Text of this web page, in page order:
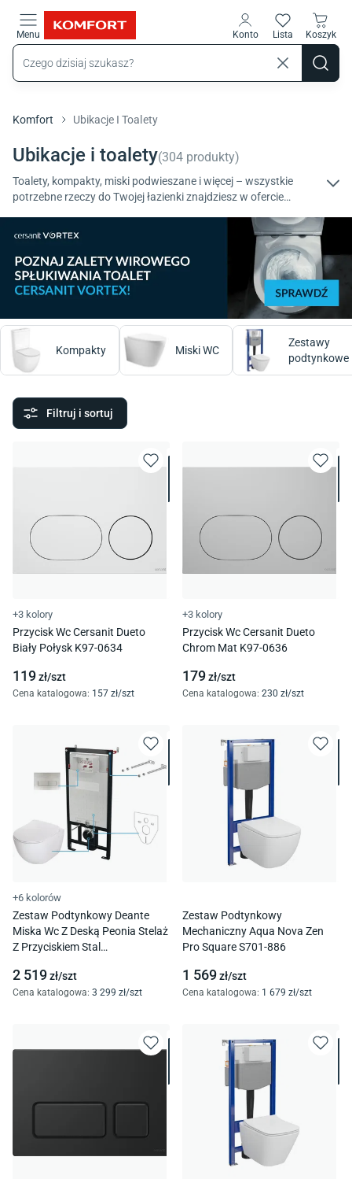
Menu Konto Lista Koszyk
Komfort Ubikacje I Toalety
Ubikacje i toalety(304 produkty)
Toalety, kompakty, miski podwieszane i więcej – wszystkie
potrzebne rzeczy do Twojej łazienki znajdziesz w ofercie
Kompakty Miski WC
Zestawy
podtynkowe
Filtruj i sortuj
+3 kolory
Przycisk Wc Cersanit Dueto
Biały Połysk K97-0634
119zł/szt
Cena katalogowa: 157 zł/szt
+3 kolory
Przycisk Wc Cersanit Dueto
Chrom Mat K97-0636
179zł/szt
Cena katalogowa: 230 zł/szt
+6 kolorów
Zestaw Podtynkowy Deante
Miska Wc Z Deską Peonia Stelaż
Z Przyciskiem Stal
2 519zł/szt
Cena katalogowa: 3 299 zł/szt
Zestaw Podtynkowy
Mechaniczny Aqua Nova Zen
Pro Square S701-886
1 569zł/szt
Cena katalogowa: 1 679 zł/szt